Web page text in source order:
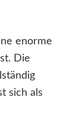
enorme
Die
sich als